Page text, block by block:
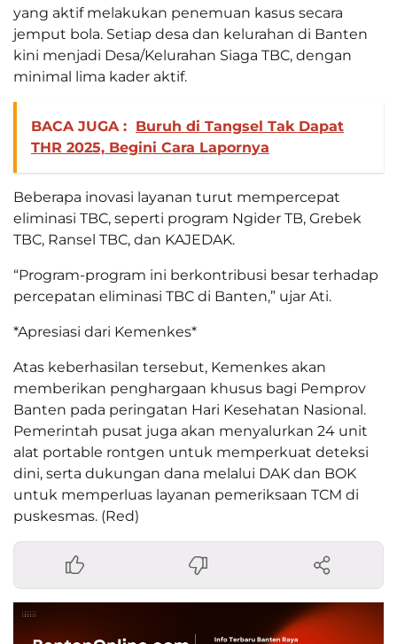
yang aktif melakukan penemuan kasus secara
jemput bola. Setiap desa dan kelurahan di Banten
kini menjadi Desa/Kelurahan Siaga TBC, dengan
minimal lima kader aktif.
BACA JUGA : Buruh di Tangsel Tak Dapat
THR 2025, Begini Cara Lapornya
Beberapa inovasi layanan turut mempercepat
eliminasi TBC, seperti program Ngider TB, Grebek
TBC, Ransel TBC, dan KAJEDAK.
“Program-program ini berkontribusi besar terhadap
percepatan eliminasi TBC di Banten,” ujar Ati.
*Apresiasi dari Kemenkes*
Atas keberhasilan tersebut, Kemenkes akan
memberikan penghargaan khusus bagi Pemprov
Banten pada peringatan Hari Kesehatan Nasional.
Pemerintah pusat juga akan menyalurkan 24 unit
alat portable rontgen untuk memperkuat deteksi
dini, serta dukungan dana melalui DAK dan BOK
untuk memperluas layanan pemeriksaan TCM di
puskesmas. (Red)